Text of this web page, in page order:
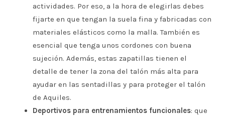
actividades. Por eso, a la hora de elegirlas debes
fijarte en que tengan la suela fina y fabricadas con
materiales elásticos como la malla. También es
esencial que tenga unos cordones con buena
sujeción. Además, estas zapatillas tienen el
detalle de tener la zona del talón más alta para
ayudar en las sentadillas y para proteger el talón
de Aquiles.
Deportivos para entrenamientos funcionales: que